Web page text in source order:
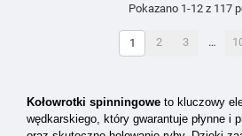
Pokazano 1-12 z 117
1 2 3 …
Kołowrotki spinningowe to kluczowy
wędkarskiego, który gwarantuje płynne i